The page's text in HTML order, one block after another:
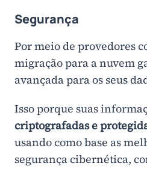
Segurança
Por meio de provedores
migração para a nuvem
avançada para os seus
Isso porque suas
criptografadas e
usando como base as
segurança cibernética,